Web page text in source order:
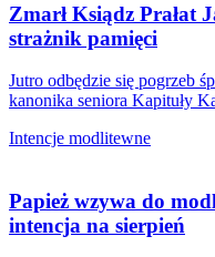
Zmarł Ksiądz Prałat
strażnik pamięci
Jutro odbędzie się pogrzeb
kanonika seniora Kapituły
Intencje modlitewne
Papież wzywa do
intencja na sierpień